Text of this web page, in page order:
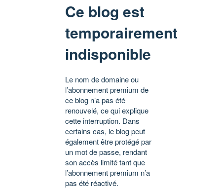
Ce blog est
temporairement
indisponible
Le nom de domaine ou
l’abonnement premium de
ce blog n’a pas été
renouvelé, ce qui explique
cette interruption. Dans
certains cas, le blog peut
également être protégé par
un mot de passe, rendant
son accès limité tant que
l’abonnement premium n’a
pas été réactivé.